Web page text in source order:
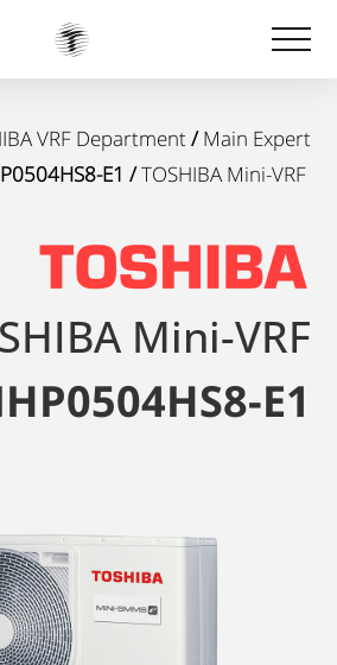
Main Expert
/
VRF Department
TOSHIBA Mini-VRF
/ MCY-MHP0504HS8-E1
Mini-VRF
E1